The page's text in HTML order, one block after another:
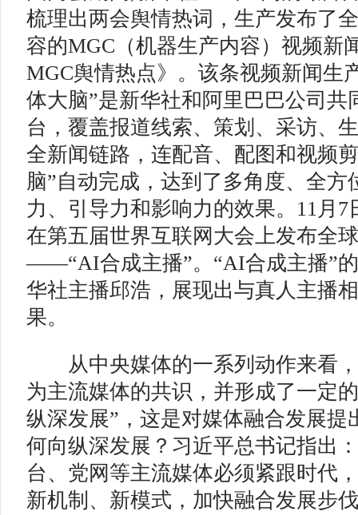
梳理出两会舆情热词，生产发布了
容的MGC（机器生产内容）视频
MGC舆情热点》。该条视频新闻生
体大脑”是新华社和阿里巴巴公司共
台，覆盖报道线索、策划、采访、
全新闻链路，连配音、配图和视频
脑”自动完成，达到了多角度、全方
力、引导力和影响力的效果。11月
在第五届世界互联网大会上发布全
——“AI合成主播”。“AI合成主播”
华社主播邱浩，展现出与真人主播
果。
从中央媒体的一系列动作来看，
为主流媒体的共识，并形成了一定
纵深发展”，这是对媒体融合发展提
何向纵深发展？习近平总书记指出
台、党网等主流媒体必须紧跟时代
新机制、新模式，加快融合发展步